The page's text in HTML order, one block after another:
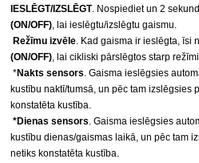
IESLĒGT/IZSLĒGT
(ON/OFF), lai ieslēgtu/izslēgtu gaismu.
Režīmu izvēle
(ON/OFF), lai cikliski pārslēgtos starp
*Nakts sensors. Gaisma ieslēgsies
kustību naktī/tumsā, un pēc tam izslēgsies
konstatēta kustība.
*Dienas sensors. Gaisma ieslēgsies
kustību dienas/gaismas laikā, un pēc tam
netiks konstatēta kustība.